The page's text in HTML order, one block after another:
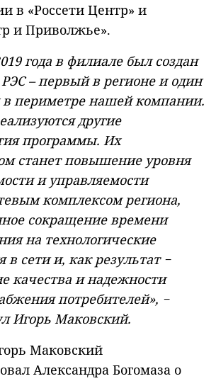
в «Россети Центр» и
и Приволжье».
года в филиале был создан
– первый в регионе и один
периметре нашей компании.
другие
программы. Их
станет повышение уровня
и управляемости
комплексом региона,
сокращение времени
на технологические
сети и, как результат −
качества и надежности
потребителей», −
Игорь Маковский.
Маковский
Александра Богомаза о